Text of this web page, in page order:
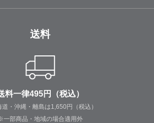
送料
料一律495円（税込）
・沖縄・離島は1,650円（税込）
一部商品・地域の場合適用外